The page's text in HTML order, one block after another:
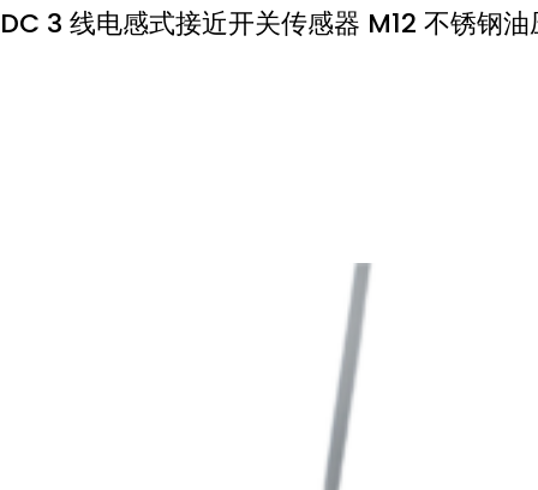
DC 3 线电感式接近开关传感器 M12 不锈钢